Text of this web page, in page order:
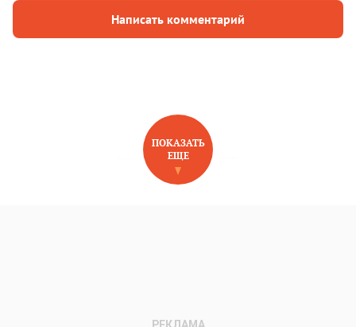
Написать комментарий
НОВОЕ НА САЙТЕ
ПОКАЗАТЬ
ЕЩЕ